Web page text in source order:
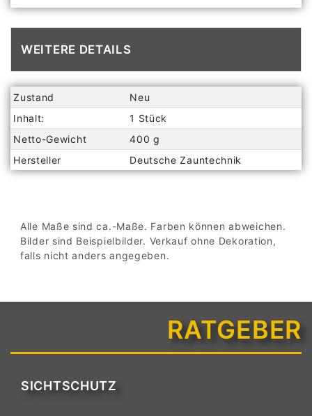
WEITERE DETAILS
Technisches
Merkmal
Wert
Zustand
Neu
Inhalt:
1 Stück
Netto-Gewicht
400 g
Hersteller
Deutsche Zauntechnik
Alle Maße sind ca.-Maße. Farben können abweichen.
Bilder sind Beispielbilder. Verkauf ohne Dekoration,
falls nicht anders angegeben.
RATGEBER
SICHTSCHUTZ